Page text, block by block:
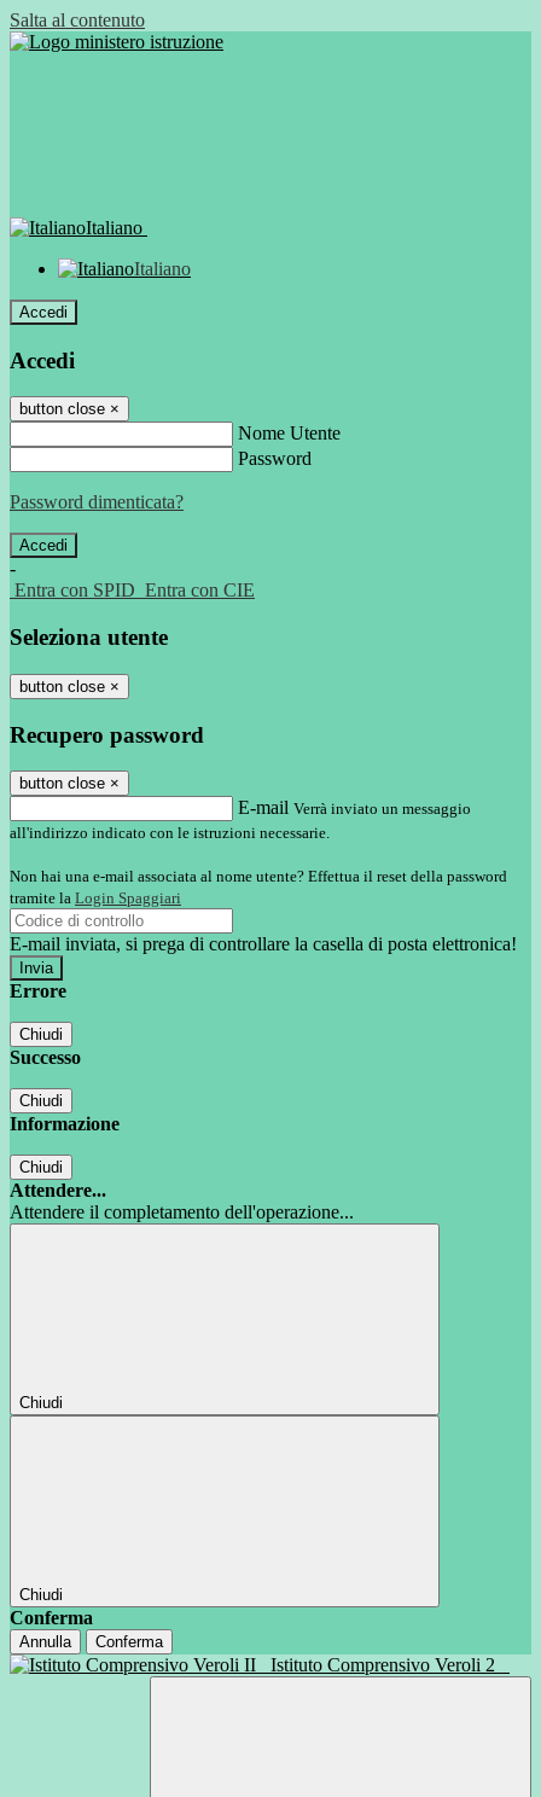
Salta al contenuto
Italiano
Italiano
Accedi
Accedi
button close ×
Nome Utente
Password
Password dimenticata?
-
Entra con SPID Entra con CIE
Seleziona utente
button close ×
Recupero password
button close ×
E-mail Verrà inviato un messaggio
all'indirizzo indicato con le istruzioni necessarie.
Non hai una e-mail associata al nome utente? Effettua il reset della password
tramite la Login Spaggiari
E-mail inviata, si prega di controllare la casella di posta elettronica!
Errore
Chiudi
Successo
Chiudi
Informazione
Chiudi
Attendere...
Attendere il completamento dell'operazione...
Chiudi
Chiudi
Conferma
Annulla Conferma
Istituto Comprensivo Veroli 2